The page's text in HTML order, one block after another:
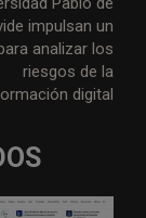
impulsan un
analizar los
riesgos de la
digital